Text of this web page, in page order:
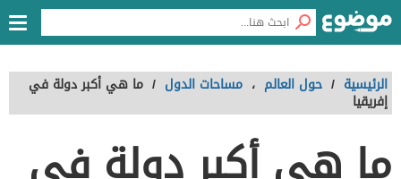
الرئيسية / حول العالم ، مساحات الدول / ما هي أكبر دولة في
إفريقيا